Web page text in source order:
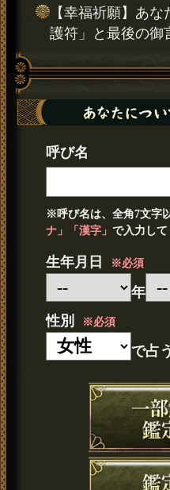
【幸福祈願】あな
護符」と最後の御
呼び名
※呼び名は、全角7文字
ナ」「漢字」で入力して
生年月日 ※必須
年
性別
※必須
で占う